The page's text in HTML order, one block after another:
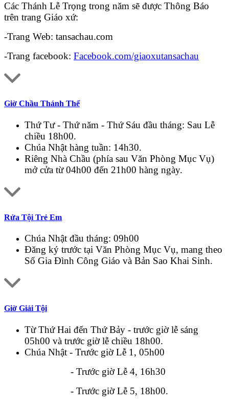
Các Thánh Lễ Trọng trong năm sẽ được Thông Báo
trên trang Giáo xứ:
-Trang Web: tansachau.com
-Trang facebook: Facebook.com/giaoxutansachau
Giờ Chầu Thánh Thể
Thứ Tư - Thứ năm - Thứ Sáu đầu tháng: Sau Lễ
chiều 18h00.
Chúa Nhật hàng tuần: 14h30.
Riêng Nhà Chầu (phía sau Văn Phòng Mục Vụ)
mở cửa từ 04h00 đến 21h00 hàng ngày.
Rửa Tội Trẻ Em
Chúa Nhật đầu tháng: 09h00
Đăng ký trước tại Văn Phòng Mục Vụ, mang theo
Sổ Gia Đình Công Giáo và Bản Sao Khai Sinh.
Giờ Giải Tội
Từ Thứ Hai đến Thứ Bảy - trước giờ lễ sáng
05h00 và trước giờ lễ chiều 18h00.
Chúa Nhật - Trước giờ Lễ 1, 05h00
- Trước giờ Lễ 4, 16h30
- Trước giờ Lễ 5, 18h00.